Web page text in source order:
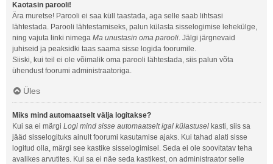
Kaotasin parooli!
Ära muretse! Parooli ei saa küll taastada, aga selle saab lihtsasi
lähtestada. Parooli lähtestamiseks, palun külasta sisselogimise lehekülge,
ning vajuta linki nimega Ma unustasin oma parooli. Jälgi järgnevaid
juhiseid ja peaksidki taas saama sisse logida foorumile.
Siiski, kui teil ei ole võimalik oma parooli lähtestada, siis palun võta
ühendust foorumi administraatoriga.
Üles
Miks mind automaatselt välja logitakse?
Kui sa ei märgi Logi mind sisse automaatselt igal külastusel kasti, siis sa
jääd sisselogituks ainult foorumi kasutamise ajaks. Kui tahad alati sisse
logitud olla, märgi see kastike sisselogimisel. Seda ei ole soovitatav teha
avalikes arvutites. Kui sa ei näe seda kastikest, on administraator selle